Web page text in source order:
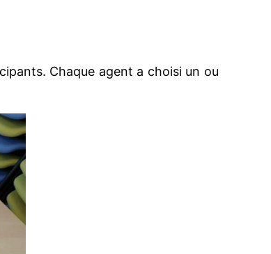
Chaque agent a choisi un ou